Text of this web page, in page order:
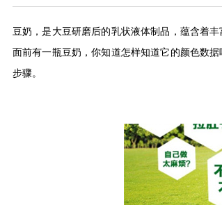
豆奶，是大豆研磨后的乳状液体制品，蕴含着
面前有一瓶豆奶，你知道怎样知道它的颜色数
步骤。